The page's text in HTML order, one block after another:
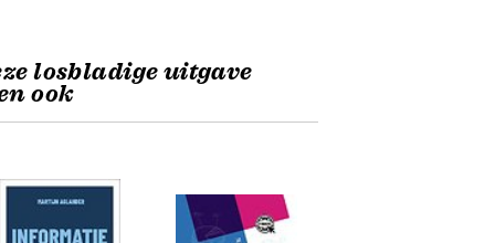
losbladige uitgave
ook